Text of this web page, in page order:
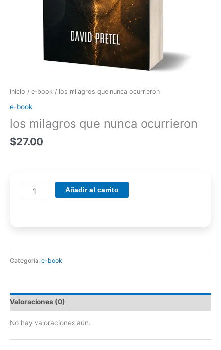
Inicio / e-book / los milagros que nunca ocurrieron
e-book
los milagros que nunca ocurrieron
$27.00
Añadir al carrito
Categoría: e-book
Valoraciones (0)
No hay valoraciones aún.